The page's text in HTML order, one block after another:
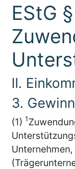
EStG
II.
3. Gewinn
(1) 1